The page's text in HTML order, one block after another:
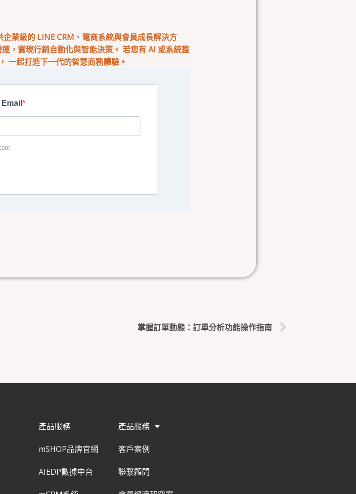
業級的 LINE CRM、電商系統與會員成長解決方
，實現行銷自動化與智能決策。 若您有 AI 或系統整
一起打造下一代的智慧商務體驗。
掌握訂單動態：訂單分析功能操作指南
產品服務
mSHOP品牌官網
AIEDP數據中台
產品服務
客戶案例
聯繫顧問